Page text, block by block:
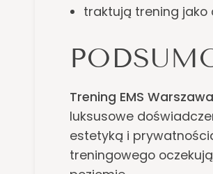
traktują trening jako
Trening EMS Warszawa
luksusowe
estetyką i
treningowego